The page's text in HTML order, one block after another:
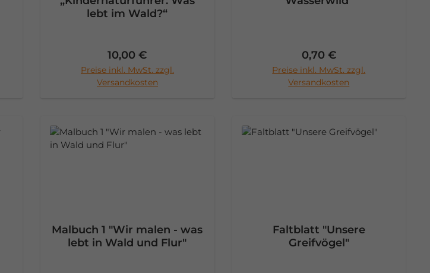
lebt im Wald?“
Regulärer Preis:
10,00 €
Preise inkl. MwSt. zzgl.
Versandkosten
In den Warenkorb
Regulärer Preis:
0,70 €
Preise inkl. MwSt. zzgl.
Versandkosten
In den Warenkorb
Malbuch 1 "Wir malen - was
lebt in Wald und Flur"
Faltblatt "Unsere
Greifvögel"